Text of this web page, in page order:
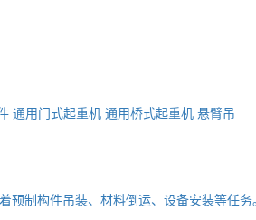
通用门式起重机 通用桥式起重机 悬臂吊
制构件吊装、材料倒运、设备安装等任